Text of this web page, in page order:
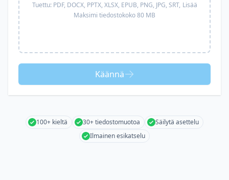
Tuettu: PDF, DOCX, PPTX, XLSX, EPUB, PNG, JPG, SRT, Lisää
Maksimi tiedostokoko 80 MB
Käännä
100+ kieltä 30+ tiedostomuotoa
Säilytä asettelu
Ilmainen esikatselu